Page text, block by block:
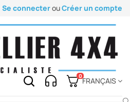
Se connecterouCréer un compte
0
FRANÇAIS